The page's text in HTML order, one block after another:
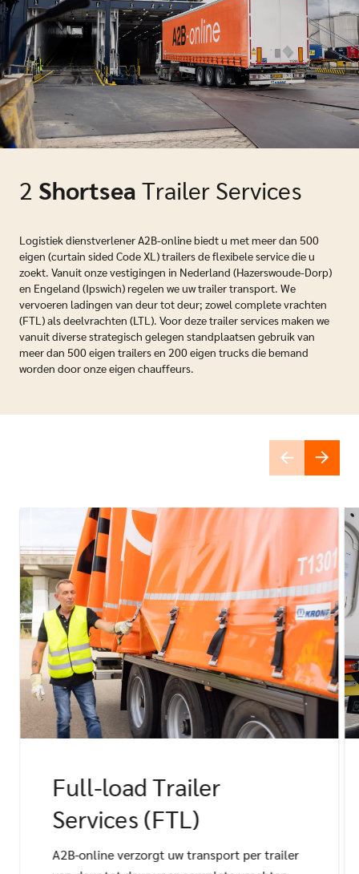
2 Shortsea Trailer Services
Logistiek dienstverlener A2B-online biedt u met meer dan 500
eigen (curtain sided Code XL) trailers de flexibele service die u
zoekt. Vanuit onze vestigingen in Nederland (Hazerswoude-Dorp)
en Engeland (Ipswich) regelen we uw trailer transport. We
vervoeren ladingen van deur tot deur; zowel complete vrachten
(FTL) als deelvrachten (LTL). Voor deze trailer services maken we
vanuit diverse strategisch gelegen standplaatsen gebruik van
meer dan 500 eigen trailers en 200 eigen trucks die bemand
worden door onze eigen chauffeurs.
Full-load Trailer
Services (FTL)
A2B-online verzorgt uw transport per trailer